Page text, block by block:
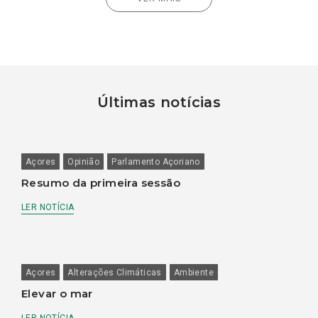
Últimas notícias
Açores Opinião Parlamento Açoriano
Resumo da primeira sessão
LER NOTÍCIA
Açores Alterações Climáticas Ambiente
Elevar o mar